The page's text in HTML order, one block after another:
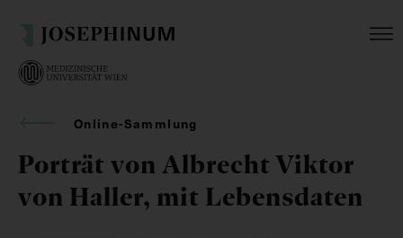
Online-Sammlung
Porträt von Albrecht Viktor
von Haller, mit Lebensdaten